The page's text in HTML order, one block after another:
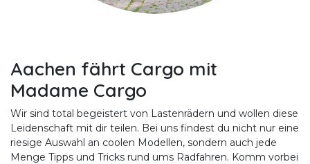
Aachen fährt Cargo mit
Madame Cargo
Wir sind total begeistert von Lastenrädern und wollen diese
Leidenschaft mit dir teilen. Bei uns findest du nicht nur eine
riesige Auswahl an coolen Modellen, sondern auch jede
Menge Tipps und Tricks rund ums Radfahren. Komm vorbei